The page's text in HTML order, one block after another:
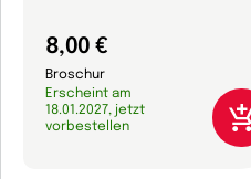
8,00 €
Broschur
Erscheint am
18.01.2027, jetzt
vorbestellen